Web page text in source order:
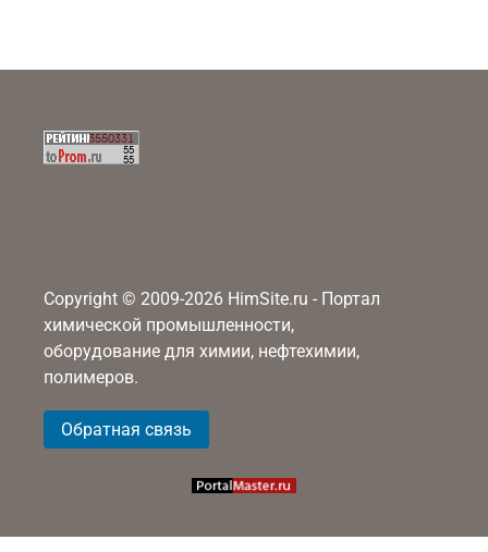
Copyright © 2009-2026 HimSite.ru - Портал
химической промышленности,
оборудование для химии, нефтехимии,
полимеров.
Обратная связь